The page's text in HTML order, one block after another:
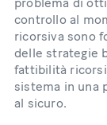
controllo al
ricorsiva sono
delle strategie
fattibilità
sistema in una
al sicuro.